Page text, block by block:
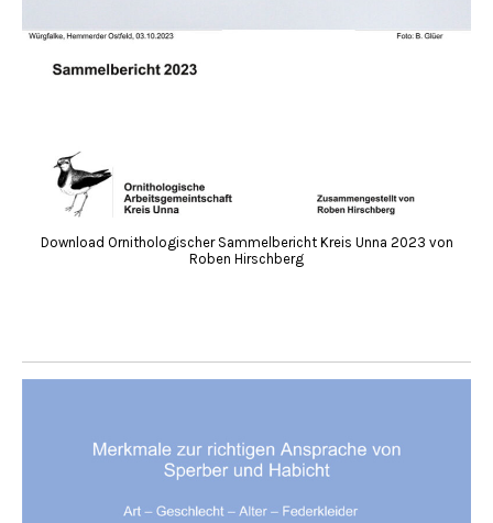
Download Ornithologischer Sammelbericht Kreis Unna 2023 von
Roben Hirschberg